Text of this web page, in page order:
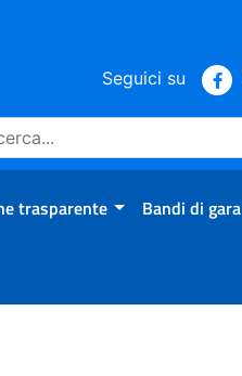
Seguici su
trasparente Bandi di gara